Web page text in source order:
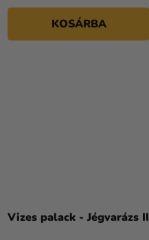
KOSÁRBA
Vizes palack - Jégvarázs II